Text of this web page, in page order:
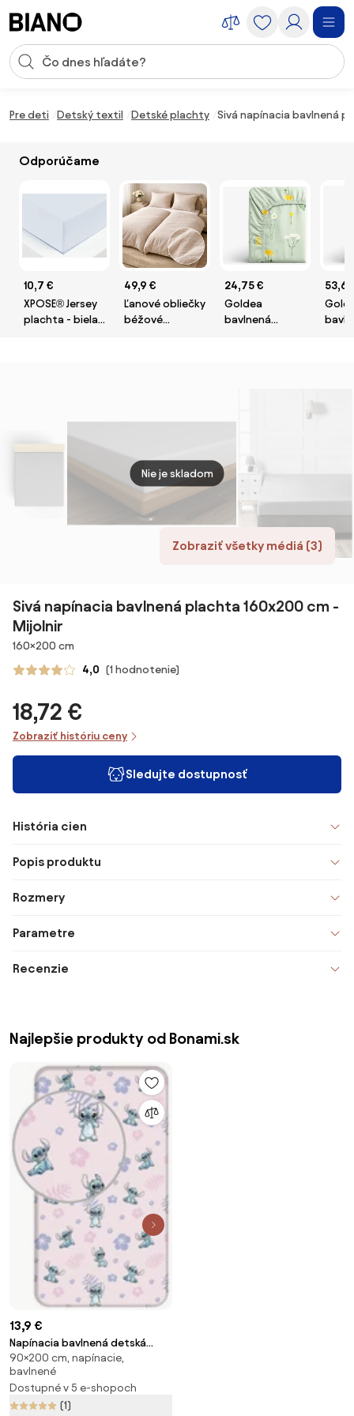
Vstup pre vyhľadávanie
Pre deti Detský textil Detské plachty Sivá napínacia bavlnená
Odporúčame
10,7 €
XPOSE® Jersey
plachta - biela
49,9 €
Ľanové obliečky
béžové
24,75 €
Goldea
bavlnená
Zobraziť všetky médiá (3)
Nie je skladom
Sivá napínacia bavlnená plachta 160x200 cm -
Mijolnir
Rozmery
160×200 cm
4,0 (1 hodnotenie)
18,72 €
Zobraziť históriu ceny
Sledujte dostupnosť
História cien
Popis produktu
Rozmery
Parametre
Recenzie
Najlepšie produkty od Bonami.sk
13,9 €
Napínacia bavlnená detská
plachta na jednolôžko 90x200
cm Lilo and Stitch – Jerry
Fabrics
90×200 cm, napínacie,
bavlnené
Dostupné v 5 e-shopoch
(1)